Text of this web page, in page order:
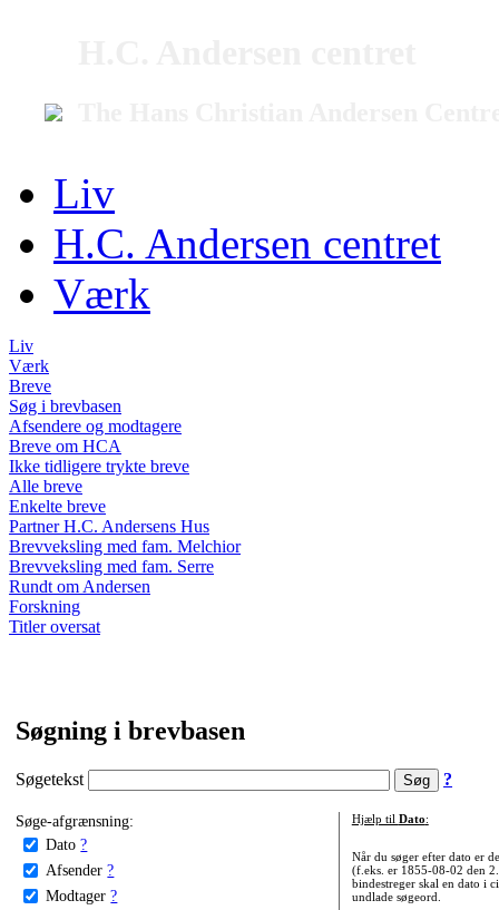
Liv
H.C. Andersen centret
Værk
Liv
Værk
Breve
Søg i brevbasen
Afsendere og modtagere
Breve om HCA
Ikke tidligere trykte breve
Alle breve
Enkelte breve
Partner H.C. Andersens Hus
Brevveksling med fam. Melchior
Brevveksling med fam. Serre
Rundt om Andersen
Forskning
Titler oversat
Søgning i brevbasen
Søgetekst ?
Søge-afgrænsning:
Dato ?
Afsender ?
Modtager ?
Hjælp til Dato:
Når du søger efter dato er
(f.eks. er 1855-08-02 den
bindestreger skal en dato i
undlade søgeord.